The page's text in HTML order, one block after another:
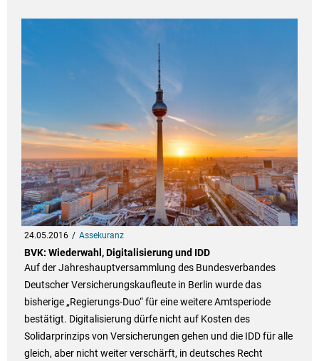
24.05.2016 Assekuranz
BVK: Wiederwahl, Digitalisierung und IDD
Auf der Jahreshauptversammlung des Bundesverbandes
Deutscher Versicherungskaufleute in Berlin wurde das
bisherige „Regierungs-Duo“ für eine weitere Amtsperiode
bestätigt. Digitalisierung dürfe nicht auf Kosten des
Solidarprinzips von Versicherungen gehen und die IDD für alle
gleich, aber nicht weiter verschärft, in deutsches Recht